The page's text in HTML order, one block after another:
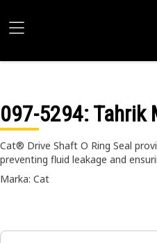
097-5294: Tahrik
Cat® Drive Shaft O Ring Seal
preventing fluid leakage and
Marka: Cat